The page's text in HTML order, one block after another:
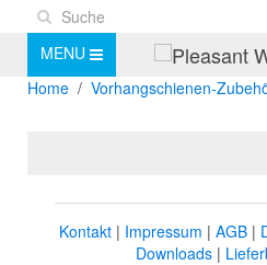
MENU
Home
Vorhangschienen-
Kontakt| Impressum | AGB|
Downloads|